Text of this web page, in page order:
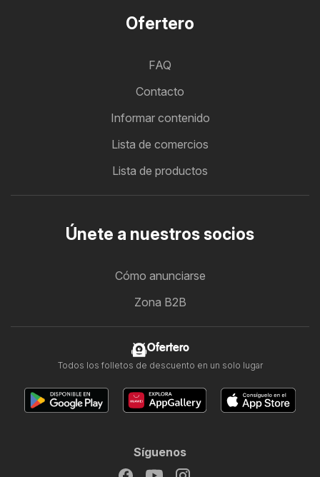
Ofertero
FAQ
Contacto
Informar contenido
Lista de comercios
Lista de productos
Únete a nuestros socios
Cómo anunciarse
Zona B2B
Ofertero
Todos los folletos de descuento en un solo lugar
Síguenos